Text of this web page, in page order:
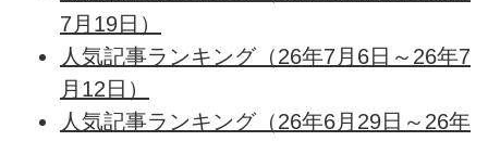
7月19日）
人気記事ランキング（26年7月6日～26年7
月12日）
人気記事ランキング（26年6月29日～26年